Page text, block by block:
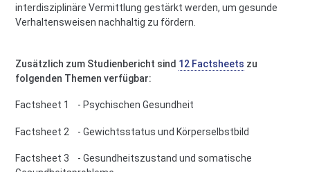
interdisziplinäre Vermittlung gestärkt werden, um gesunde
Verhaltensweisen nachhaltig zu fördern.
Zusätzlich zum Studienbericht sind 12 Factsheets zu
folgenden Themen verfügbar:
Factsheet 1 - Psychischen Gesundheit
Factsheet 2 - Gewichtsstatus und Körperselbstbild
Factsheet 3 - Gesundheitszustand und somatische